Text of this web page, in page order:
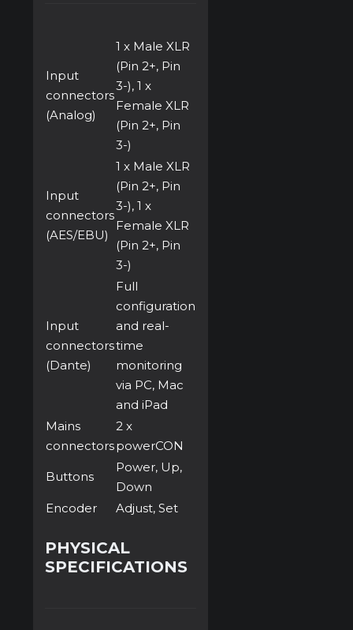
Input
connectors
(Analog)
1 x Male XLR
(Pin 2+, Pin
3-), 1 x
Female XLR
(Pin 2+, Pin
3-)
Input
connectors
(AES/EBU)
1 x Male XLR
(Pin 2+, Pin
3-), 1 x
Female XLR
(Pin 2+, Pin
3-)
Input
connectors
(Dante)
Full
configuration
and real-
time
monitoring
via PC, Mac
and iPad
Mains
connectors
2 x
powerCON
Buttons
Power, Up,
Down
Encoder
Adjust, Set
PHYSICAL
SPECIFICATIONS